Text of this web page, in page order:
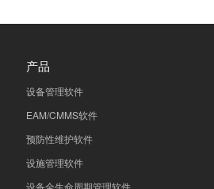
产品
设备管理软件
EAM/CMMS软件
预防性维护软件
设施管理软件
设备全生命周期管理软件